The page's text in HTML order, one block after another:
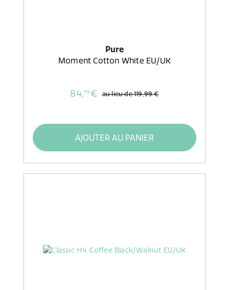
Pure
Moment Cotton White EU/UK
84,99 € au lieu de119,99 €
AJOUTER AU PANIER